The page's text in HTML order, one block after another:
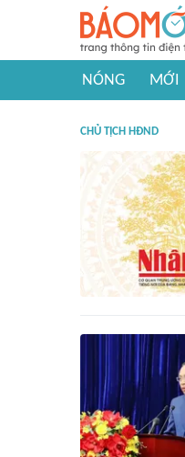
NÓNG MỚI
CHỦ TỊCH HĐND